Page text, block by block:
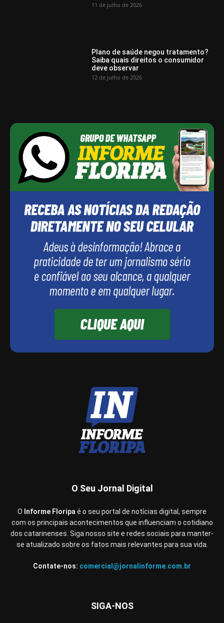
11 de julho de 2026
Plano de saúde negou tratamento?
Saiba quais direitos o consumidor
deve observar
12 de julho de 2026
O Seu Jornal Digital
O Informe Floripaé o seu portal de notícias digital, sempre
com os principais acontecimentos que influenciam o cotidiano
dos catarinenses. Siga nosso site e redes sociais para manter-
se atualizado sobre os fatos mais relevantes para sua vida.
Contate-nos: comercial@jornalinforme.com.br
SIGA-NOS